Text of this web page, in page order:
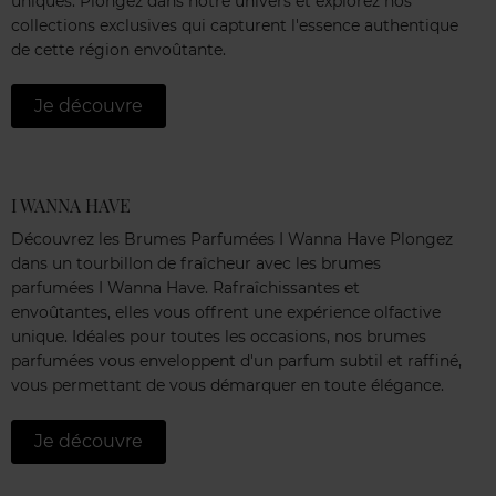
collections exclusives qui capturent l'essence authentique
de cette région envoûtante.
Je découvre
I WANNA HAVE
Découvrez les Brumes Parfumées I Wanna Have Plongez
dans un tourbillon de fraîcheur avec les brumes
parfumées I Wanna Have. Rafraîchissantes et
envoûtantes, elles vous offrent une expérience olfactive
unique. Idéales pour toutes les occasions, nos brumes
parfumées vous enveloppent d'un parfum subtil et raffiné,
vous permettant de vous démarquer en toute élégance.
Je découvre